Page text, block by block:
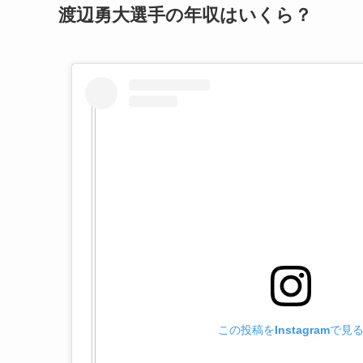
渡辺勇大選手の年収はいくら？
この投稿をInstagramで見る